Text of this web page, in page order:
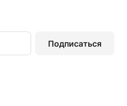
Подписаться